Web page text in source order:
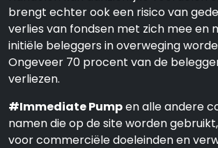
brengt echter ook een risico van
verlies van fondsen met zich mee en
initiële beleggers in overweging
Ongeveer 70 procent van de
verliezen.
#Immediate Pumpen alle andere
namen die op de site worden
voor commerciële doeleinden en